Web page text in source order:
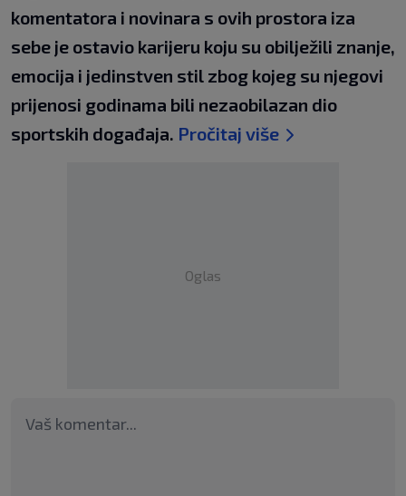
komentatora i novinara s ovih prostora iza
sebe je ostavio karijeru koju su obilježili znanje,
emocija i jedinstven stil zbog kojeg su njegovi
prijenosi godinama bili nezaobilazan dio
sportskih događaja. Pročitaj više
Oglas